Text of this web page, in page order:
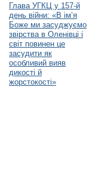
Глава УГКЦ у 157-й
день війни: «В ім’я
Боже ми засуджуємо
звірства в Оленівці і
світ повинен це
засудити як
особливий вияв
дикості й
жорстокості»